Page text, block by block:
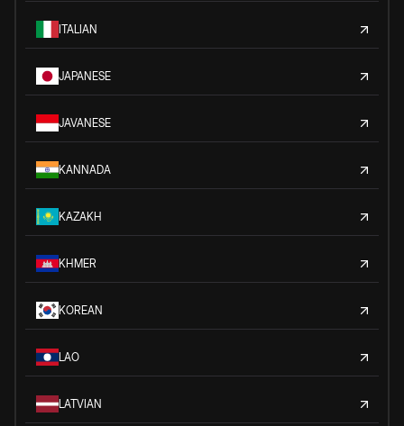
ITALIAN
JAPANESE
JAVANESE
KANNADA
KAZAKH
KHMER
KOREAN
LAO
LATVIAN